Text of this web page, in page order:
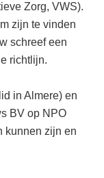
Zorg, VWS).
zijn te vinden
schreef een
richtlijn.
in Almere) en
BV op NPO
kunnen zijn en